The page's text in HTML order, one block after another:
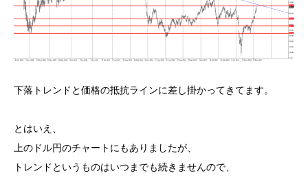
下落トレンドと価格の抵抗ラインに差し掛かってきてます。
とはいえ、
上のドル円のチャートにもありましたが、
トレンドというものはいつまでも続きませんので、